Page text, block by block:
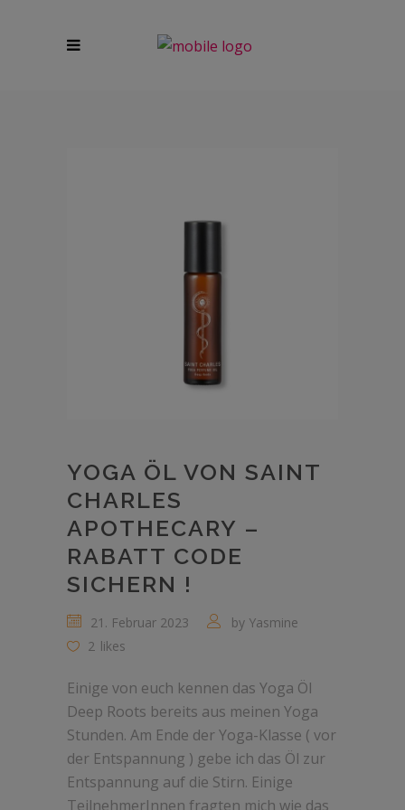
YOGA ÖL VON SAINT
CHARLES
APOTHECARY –
RABATT CODE
SICHERN !
21. Februar 2023 by Yasmine
2 likes
Einige von euch kennen das Yoga Öl
Deep Roots bereits aus meinen Yoga
Stunden. Am Ende der Yoga-Klasse ( vor
der Entspannung ) gebe ich das Öl zur
Entspannung auf die Stirn. Einige
TeilnehmerInnen fragten mich wie das